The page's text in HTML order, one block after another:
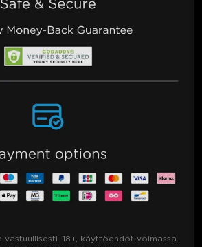
vastuullisesti. 18+, käyttöehdot voimassa.